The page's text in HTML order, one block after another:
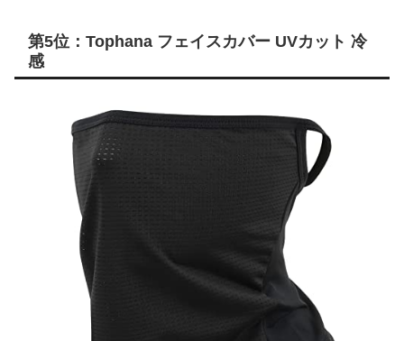
第5位：Tophana フェイスカバー UVカット 冷
感